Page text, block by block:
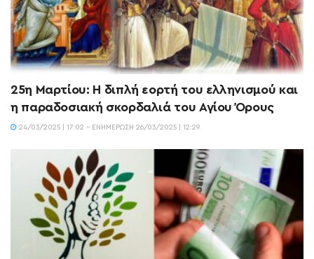
25η Μαρτίου: Η διπλή εορτή του ελληνισμού και
η παραδοσιακή σκορδαλιά του Αγίου Όρους
24/03/2025 | 17:02 - ΕΝΗΜΈΡΩΣΗ 26/03/2025 | 12:29